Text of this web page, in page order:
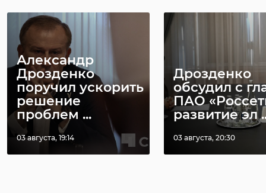
Александр
Дрозденко
поручил ускорить
решение
проблем ...
03 августа, 19:14
Дрозденко
обсудил с
ПАО
развитие эл
03 августа, 20:30